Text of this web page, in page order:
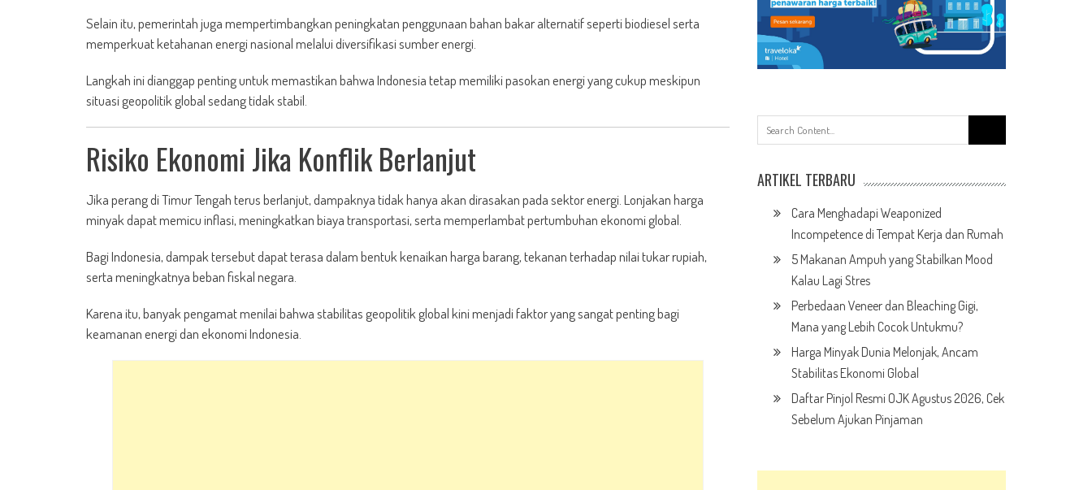
Selain itu, pemerintah juga mempertimbangkan peningkatan penggunaan bahan bakar alternatif seperti biodiesel serta
memperkuat ketahanan energi nasional melalui diversifikasi sumber energi.
Langkah ini dianggap penting untuk memastikan bahwa Indonesia tetap memiliki pasokan energi yang cukup meskipun
situasi geopolitik global sedang tidak stabil.
Risiko Ekonomi Jika Konflik Berlanjut
Jika perang di Timur Tengah terus berlanjut, dampaknya tidak hanya akan dirasakan pada sektor energi. Lonjakan harga
minyak dapat memicu inflasi, meningkatkan biaya transportasi, serta memperlambat pertumbuhan ekonomi global.
Bagi Indonesia, dampak tersebut dapat terasa dalam bentuk kenaikan harga barang, tekanan terhadap nilai tukar rupiah,
serta meningkatnya beban fiskal negara.
Karena itu, banyak pengamat menilai bahwa stabilitas geopolitik global kini menjadi faktor yang sangat penting bagi
keamanan energi dan ekonomi Indonesia.
ARTIKEL TERBARU
Cara Menghadapi Weaponized
Incompetence di Tempat Kerja dan Rumah
5 Makanan Ampuh yang Stabilkan Mood
Kalau Lagi Stres
Perbedaan Veneer dan Bleaching Gigi,
Mana yang Lebih Cocok Untukmu?
Harga Minyak Dunia Melonjak, Ancam
Stabilitas Ekonomi Global
Daftar Pinjol Resmi OJK Agustus 2026, Cek
Sebelum Ajukan Pinjaman